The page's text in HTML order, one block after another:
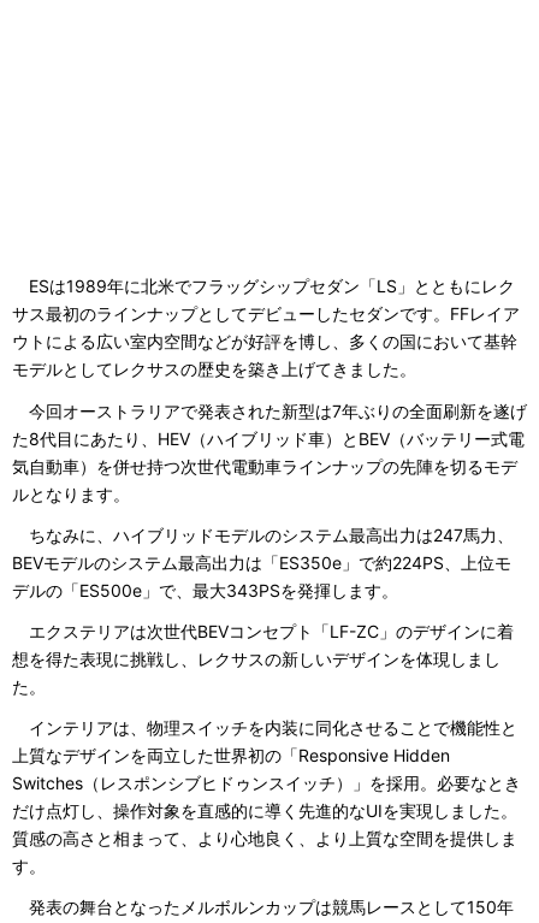
ESは1989年に北米でフラッグシップセダン「LS」とともにレク
サス最初のラインナップとしてデビューしたセダンです。FFレイア
ウトによる広い室内空間などが好評を博し、多くの国において基幹
モデルとしてレクサスの歴史を築き上げてきました。
今回オーストラリアで発表された新型は7年ぶりの全面刷新を遂げ
た8代目にあたり、HEV（ハイブリッド車）とBEV（バッテリー式電
気自動車）を併せ持つ次世代電動車ラインナップの先陣を切るモデ
ルとなります。
ちなみに、ハイブリッドモデルのシステム最高出力は247馬力、
BEVモデルのシステム最高出力は「ES350e」で約224PS、上位モ
デルの「ES500e」で、最大343PSを発揮します。
エクステリアは次世代BEVコンセプト「LF-ZC」のデザインに着
想を得た表現に挑戦し、レクサスの新しいデザインを体現しまし
た。
インテリアは、物理スイッチを内装に同化させることで機能性と
上質なデザインを両立した世界初の「Responsive Hidden
Switches（レスポンシブヒドゥンスイッチ）」を採用。必要なとき
だけ点灯し、操作対象を直感的に導く先進的なUIを実現しました。
質感の高さと相まって、より心地良く、より上質な空間を提供しま
す。
発表の舞台となったメルボルンカップは競馬レースとして150年